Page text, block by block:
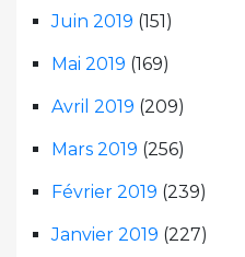
Juin 2019 (151)
Mai 2019 (169)
Avril 2019 (209)
Mars 2019 (256)
Février 2019 (239)
Janvier 2019 (227)